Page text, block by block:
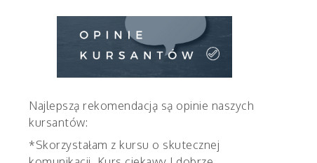
Najlepszą rekomendacją są opinie naszych
kursantów:
*Skorzystałam z kursu o skutecznej